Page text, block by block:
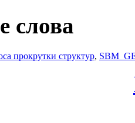
слова
прокрутки структур,